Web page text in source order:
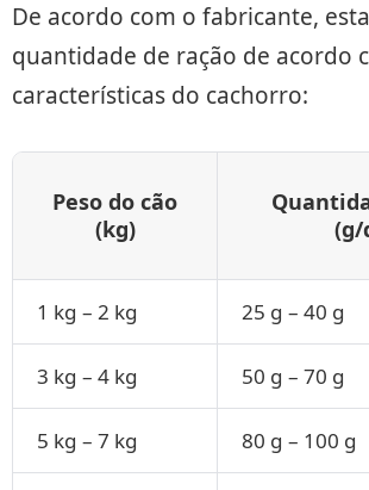
De acordo com o fabricante,
quantidade de ração de acordo
características do cachorro:
Peso do cão
(kg)
(g/
1 kg – 2 kg 25 g – 40 g
3 kg – 4 kg 50 g – 70 g
5 kg – 7 kg 80 g – 100 g